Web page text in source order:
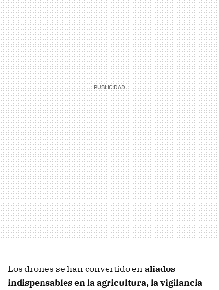
Los drones se han convertido en aliados
indispensables en la agricultura, la vigilancia